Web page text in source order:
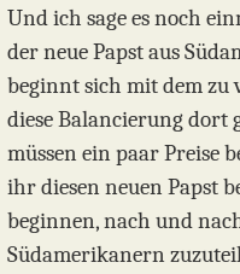
Und ich sage es noch
der neue Papst aus
beginnt sich mit dem zu
diese Balancierung dort
müssen ein paar Preise
ihr diesen neuen Papst
beginnen, nach und
Südamerikanern